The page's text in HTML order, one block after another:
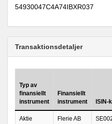
54930047C4A74IBXR037
Transaktionsdetaljer
Typ av
finansiellt
instrument
Finansiellt
instrument
ISIN-
Aktie Flerie AB